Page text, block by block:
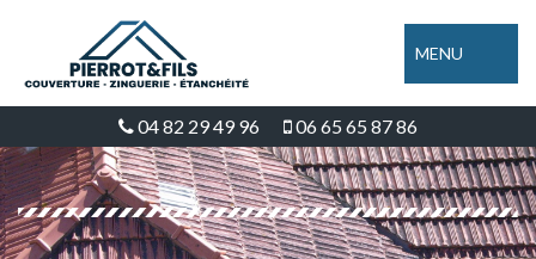
MENU
04 82 29 49 96 06 65 65 87 86